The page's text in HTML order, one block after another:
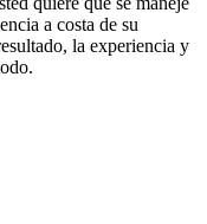
a costa de su
la experiencia y